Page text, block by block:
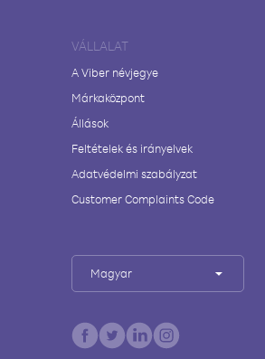
VÁLLALAT
A Viber névjegye
Márkaközpont
Állások
Feltételek és irányelvek
Adatvédelmi szabályzat
Customer Complaints Code
Magyar